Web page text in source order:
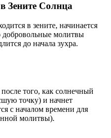
Зените Солнца
в зените, начинается
добровольные молитвы
до начала зухра.
того, как солнечный
точку) и начнет
с началом времени для
молитвы).